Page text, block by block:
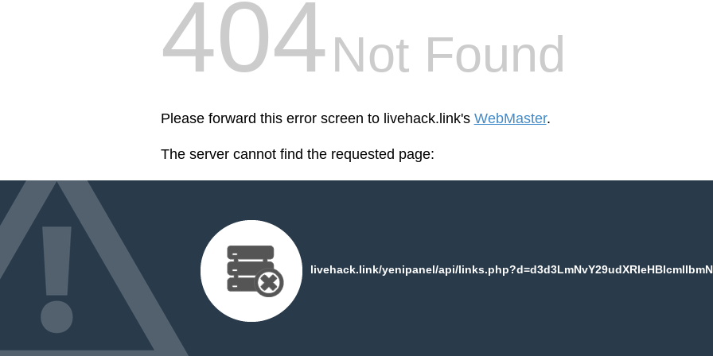
404Not Found
Please forward this error screen to livehack.link's WebMaster.
The server cannot find the requested page:
livehack.link/yenipanel/api/